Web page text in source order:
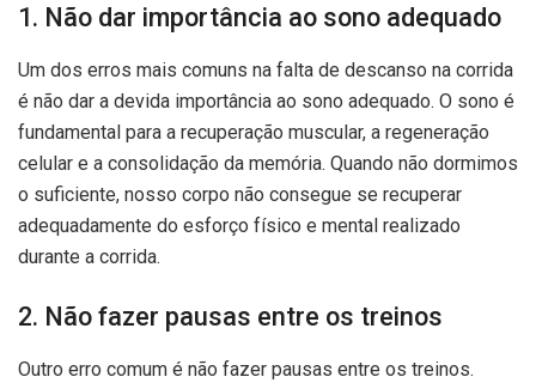
1. Não dar importância ao sono adequado
Um dos erros mais comuns na falta de descanso na corrida
é não dar a devida importância ao sono adequado. O sono é
fundamental para a recuperação muscular, a regeneração
celular e a consolidação da memória. Quando não dormimos
o suficiente, nosso corpo não consegue se recuperar
adequadamente do esforço físico e mental realizado
durante a corrida.
2. Não fazer pausas entre os treinos
Outro erro comum é não fazer pausas entre os treinos.